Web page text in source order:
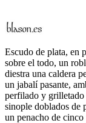
Escudo de plata, en
sobre el todo, un
diestra una caldera
un jabalí pasante,
perfilado y grilletado
sinople doblados de
un penacho de